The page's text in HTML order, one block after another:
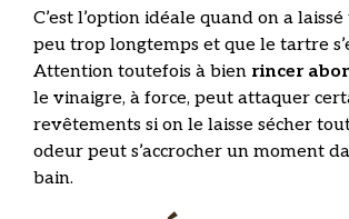
C’est l’option idéale quand on a
peu trop longtemps et que le tartre
Attention toutefois à bien rincer
le vinaigre, à force, peut attaquer
revêtements si on le laisse sécher
odeur peut s’accrocher un moment
bain.